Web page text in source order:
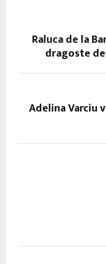
Raluca de la
dragoste
Adelina Varciu